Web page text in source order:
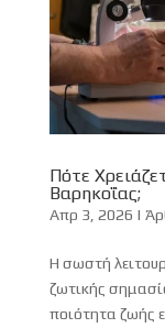
Πότε
Βαρηκοΐας;
Απρ 3, 2026 |
Η σωστή
ζωτικής
ποιότητα ζωής